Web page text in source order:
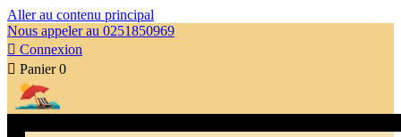
Aller au contenu principal
Nous appeler au 0251850969
 Connexion
 Panier 0